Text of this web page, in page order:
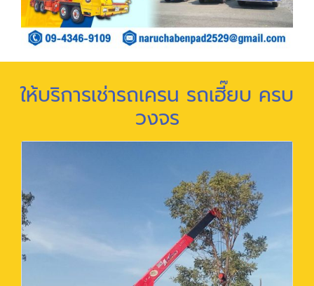
ให้บริการเช่ารถเครน รถเฮี๊ยบ ครบ
วงจร